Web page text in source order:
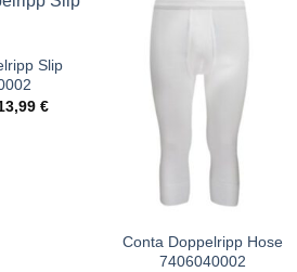
Slip
€
Conta Doppelripp Hose
7406040002